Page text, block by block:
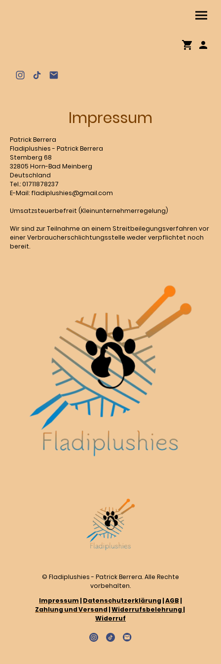
Impressum
Patrick Berrera
Fladiplushies - Patrick Berrera
Stemberg 68
32805 Horn-Bad Meinberg
Deutschland
Tel.: 01711878237
E-Mail: fladiplushies@gmail.com
Umsatzsteuerbefreit (Kleinunternehmerregelung)
Wir sind zur Teilnahme an einem Streitbeilegungsverfahren vor
einer Verbraucherschlichtungsstelle weder verpflichtet noch
bereit.
© Fladiplushies - Patrick Berrera. Alle Rechte
vorbehalten.
Impressum |Datenschutzerklärung|AGB |
Zahlung und Versand|Widerrufsbelehrung|
Widerruf